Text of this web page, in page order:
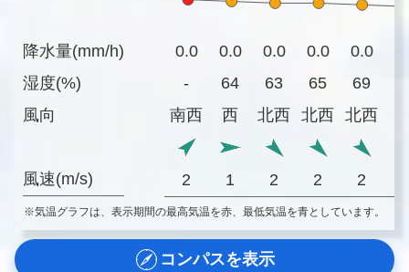
降水量(mm/h)
湿度(%)
風向
風速(m/s)
0.0 0.0 0.0 0.0 0.0
-
64 63 65 69
南西
西 北西 北西 北西
2 1 2 2 2
※気温グラフは、表示期間の最高気温を赤、最低気温を青としています。
コンパスを表示